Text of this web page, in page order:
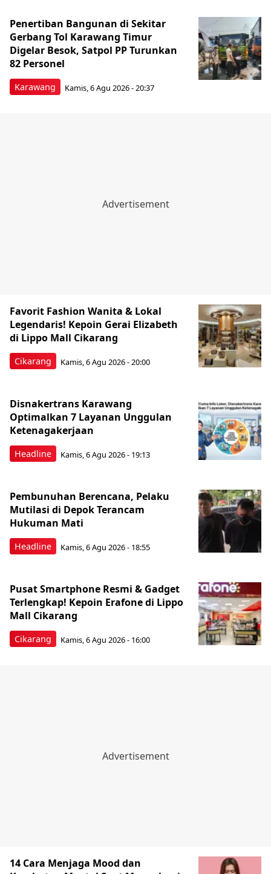
Karawang
Penertiban Bangunan di Sekitar
Gerbang Tol Karawang Timur
Digelar Besok, Satpol PP Turunkan
82 Personel
Kamis, 6 Agu 2026 - 20:37
Cikarang
Favorit Fashion Wanita & Lokal
Legendaris! Kepoin Gerai Elizabeth
di Lippo Mall Cikarang
Kamis, 6 Agu 2026 - 20:00
Headline
Disnakertrans Karawang
Optimalkan 7 Layanan Unggulan
Ketenagakerjaan
Kamis, 6 Agu 2026 - 19:13
Headline
Pembunuhan Berencana, Pelaku
Mutilasi di Depok Terancam
Hukuman Mati
Kamis, 6 Agu 2026 - 18:55
Cikarang
Pusat Smartphone Resmi & Gadget
Terlengkap! Kepoin Erafone di Lippo
Mall Cikarang
Kamis, 6 Agu 2026 - 16:00
14 Cara Menjaga Mood dan